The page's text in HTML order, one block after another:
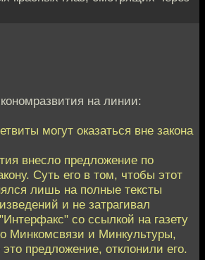
на линии:
могут оказаться вне закона
внесло предложение по
Суть его в том, чтобы этот
лишь на полные тексты
и не затрагивал
со ссылкой на газету
Минкомсвязи и Минкультуры,
предложение, отклонили его.